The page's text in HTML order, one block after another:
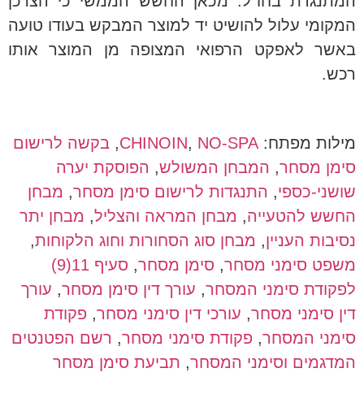
המקומי עלול להושיט יד למוצר המבקש בעודו טועה
באשר לאפקט הרפואי המצופה מן המוצר אותו
רכש.
מילות מפתח: CHINOIN, NO-SPA
, בקשה לרישום
סימן מסחר, המבחן המשולש, הפוסקת יערה
שושני-כספי, התנגדות לרישום סימן מסחר, מבחן
החשש להטעייה, מבחן המראה והצליל, מבחן יתר
נסיבות העניין, מבחן סוג הסחורות וחוג הלקוחות,
משפט סימני מסחר, סימן מסחר,
סעיף 11(9)
לפקודת סימני המסחר, עורך דין סימן מסחר, עורך
דין סימני מסחר, עורכי דין סימני מסחר, פקודת
סימני המסחר, פקודת סימני מסחר, רשם הפטנטים
המדגמים וסימני המסחר, תביעת סימן מסחר